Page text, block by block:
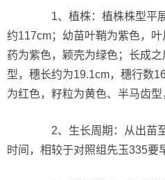
1、植株：植株株型平展
约117cm；幼苗叶鞘为紫色，
药为紫色，颖壳为绿色；长成
型，穗长约为19.1cm，穗行数
为红色，籽粒为黄色、半马齿型
2、生长周期：从出苗至
时间，相较于对照组先玉335要